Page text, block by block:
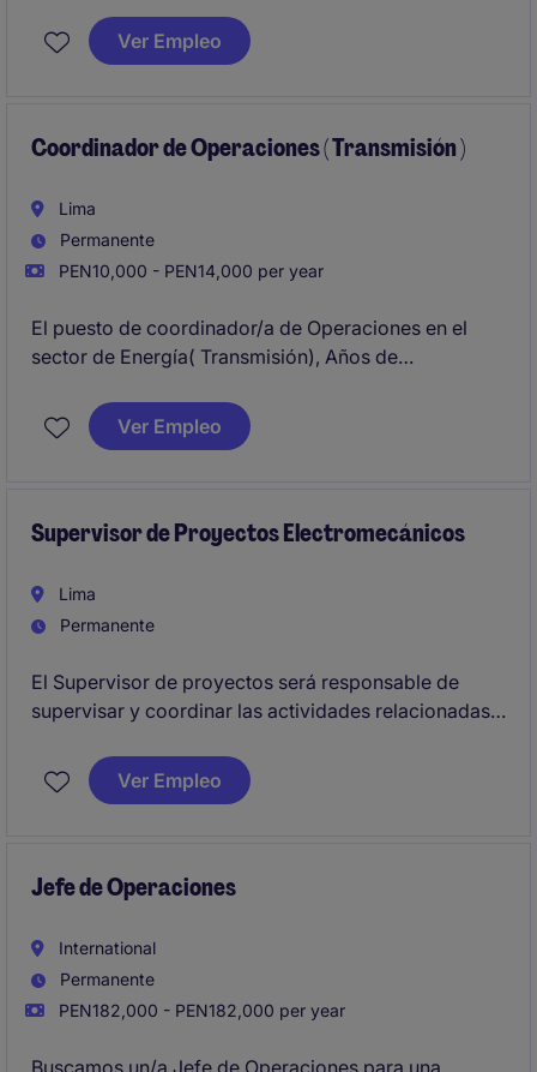
perfil orientado a garantizar la operatividad de los
equipos y la infraestructura en la ubicación de
Ver Empleo
Coordinador de Operaciones ( Transmisión )
Lima
Permanente
PEN10,000 - PEN14,000 per year
El puesto de coordinador/a de Operaciones en el
sector de Energía( Transmisión), Años de
empresas del sector eléctrico, preferentemente de
transmisión, desempeñándose en áreas de
técnicos o liderando la operación de sistemas
Ver Empleo
Supervisor de Proyectos Electromecánicos
Lima
Permanente
El Supervisor de proyectos será responsable de
supervisar y coordinar las actividades relacionadas
electromecánicos.
Ver Empleo
Jefe de Operaciones
International
Permanente
PEN182,000 - PEN182,000 per year
Buscamos un/a Jefe de Operaciones para una